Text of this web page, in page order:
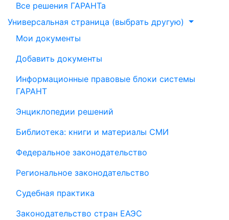
Все решения ГАРАНТа
Универсальная страница (выбрать другую)
Мои документы
Добавить документы
Информационные правовые блоки системы
ГАРАНТ
Энциклопедии решений
Библиотека: книги и материалы СМИ
Федеральное законодательство
Региональное законодательство
Судебная практика
Законодательство стран ЕАЭС